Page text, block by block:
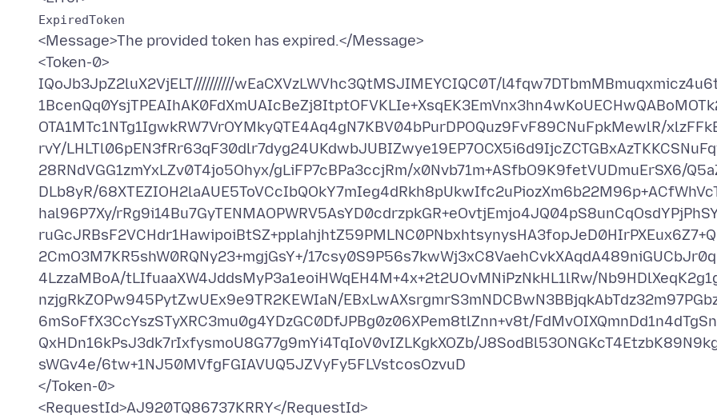
ExpiredToken
<Message>The provided token has expired.</Message>
<Token-0>
IQoJb3JpZ2luX2VjELT//////////wEaCXVzLWVhc3QtMSJIMEYCIQC0T/
OTA1MTc1NTg1IgwkRW7VrOYMkyQTE4Aq4gN7KBV04bPurDPOQuz9FvF89CNuFpkMewlR/
rvY/
28RNdVGG1zmYxLZv0T4jo5Ohyx/gLiFP7cBPa3ccjRm/x0Nvb71m+ASfbO9K9fetVUDmuErSX6/
DLb8yR/
hal96P7Xy/
2CmO3M7KR5shW0RQNy23+mgjGsY+/
4LzzaMBoA/tLIfuaaXW4JddsMyP3a1eoiHWqEH4M+4x+2t2UOvMNiPzNkHL1lRw/
nzjgRkZOPw945PytZwUEx9e9TR2KEWIaN/
6mSoFfX3CcYszSTyXRC3mu0g4YDzGC0DfJPBg0z06XPem8tlZnn+v8t/
QxHDn16kPsJ3dk7rIxfysmoU8G77g9mYi4TqIoV0vIZLKgkXOZb/
sWGv4e/6tw+1NJ50MVfgFGIAVUQ5JZVyFy5FLVstcosOzvuD
</Token-0>
<RequestId>AJ920TQ86737KRRY</RequestId>